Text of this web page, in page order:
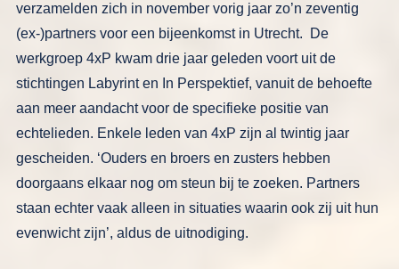
verzamelden zich in november vorig jaar zo’n zeventig
(ex-)partners voor een bijeenkomst in Utrecht. De
werkgroep 4xP kwam drie jaar geleden voort uit de
stichtingen Labyrint en In Perspektief, vanuit de behoefte
aan meer aandacht voor de specifieke positie van
echtelieden. Enkele leden van 4xP zijn al twintig jaar
gescheiden. ‘Ouders en broers en zusters hebben
doorgaans elkaar nog om steun bij te zoeken. Partners
staan echter vaak alleen in situaties waarin ook zij uit hun
evenwicht zijn’, aldus de uitnodi­ging.